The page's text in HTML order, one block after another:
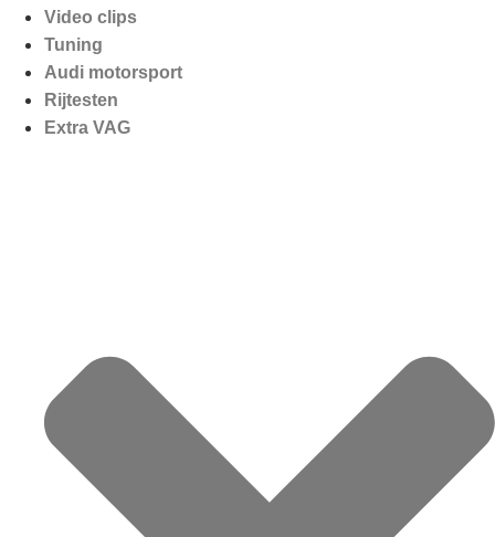
Video clips
Tuning
Audi motorsport
Rijtesten
Extra VAG